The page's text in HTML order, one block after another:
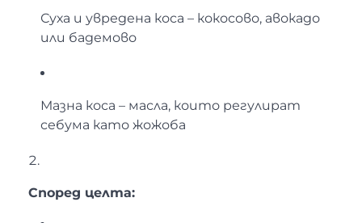
Суха и увредена коса – кокосово, авокадо
или бадемово
Мазна коса – масла, които регулират
себума като жожоба
Според целта: